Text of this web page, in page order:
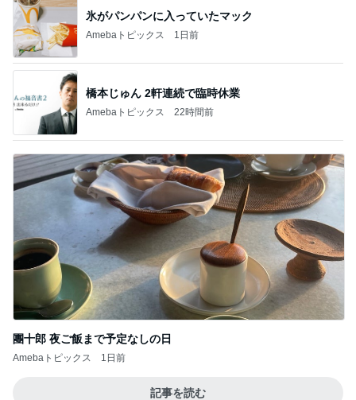
氷がパンパンに入っていたマック
Amebaトピックス 1日前
橋本じゅん 2軒連続で臨時休業
Amebaトピックス 22時間前
團十郎 夜ご飯まで予定なしの日
Amebaトピックス 1日前
記事を読む